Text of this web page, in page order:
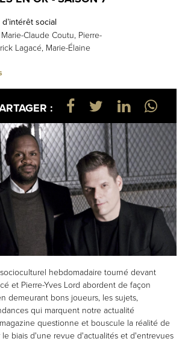
social
Claude Coutu, Pierre-
Lagacé, Marie-Élaine
:
hebdomadaire tourné devant
et Pierre-Yves Lord abordent de façon
demeurant bons joueurs, les sujets,
qui marquent notre actualité
questionne et bouscule la réalité de
biais d'une revue d'actualités et d'entrevues